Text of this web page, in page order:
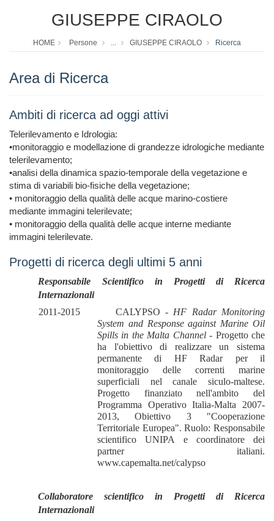
GIUSEPPE CIRAOLO
HOME Persone ... GIUSEPPE CIRAOLO Ricerca
Area di Ricerca
Ambiti di ricerca ad oggi attivi
Telerilevamento e Idrologia:
•monitoraggio e modellazione di grandezze idrologiche mediante
telerilevamento;
•analisi della dinamica spazio-temporale della vegetazione e
stima di variabili bio-fisiche della vegetazione;
• monitoraggio della qualità delle acque marino-costiere
mediante immagini telerilevate;
• monitoraggio della qualità delle acque interne mediante
immagini telerilevate.
Progetti di ricerca degli ultimi 5 anni
Responsabile Scientifico in Progetti di Ricerca
Internazionali
2011-2015
CALYPSO - HF Radar Monitoring
System and Response against Marine Oil
Spills in the Malta Channel- Progetto che
ha l'obiettivo di realizzare un sistema
permanente di HF Radar per il
monitoraggio delle correnti marine
superficiali nel canale siculo-maltese.
Progetto finanziato nell'ambito del
Programma Operativo Italia-Malta 2007-
2013, Obiettivo 3 "Cooperazione
Territoriale Europea". Ruolo: Responsabile
scientifico UNIPA e coordinatore dei
partner italiani.
www.capemalta.net/calypso
Collaboratore scientificoin Progetti di Ricerca
Internazionali